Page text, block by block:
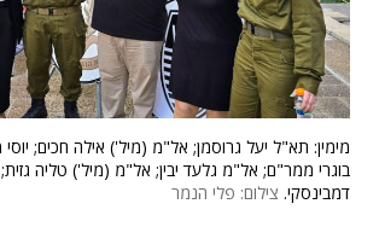
מימין: תא"ל יעל גרוסמן; אל"מ (מיל') אילה חכים; יוסי
בוגרי ממר"ם; אל"מ גלעד יבין; אל"מ (מיל') טליה
דמבינסקי. צילום: פלי הנמר